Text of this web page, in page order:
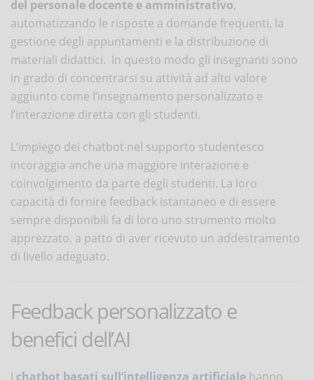
del personale docente e amministrativo,
automatizzando le risposte a domande frequenti, la
gestione degli appuntamenti e la distribuzione di
materiali didattici. In questo modo gli insegnanti sono
in grado di concentrarsi su attività ad alto valore
aggiunto come l’insegnamento personalizzato e
l’interazione diretta con gli studenti.
L’impiego dei chatbot nel supporto studentesco
incoraggia anche una maggiore interazione e
coinvolgimento da parte degli studenti. La loro
capacità di fornire feedback istantaneo e di essere
sempre disponibili fa di loro uno strumento molto
apprezzato, a patto di aver ricevuto un addestramento
di livello adeguato.
Feedback personalizzato e
benefici dell’AI
I chatbot basati sull’intelligenza artificiale hanno